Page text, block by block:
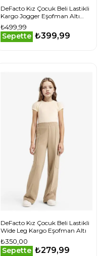
DeFacto Kız Çocuk Beli Lastikli
Kargo Jogger Eşofman Altı
E6928A825AUBK81
₺499,99
Sepette ₺399,99
DeFacto Kız Çocuk Beli Lastikli
Wide Leg Kargo Eşofman Altı
₺350,00
Sepette ₺279,99